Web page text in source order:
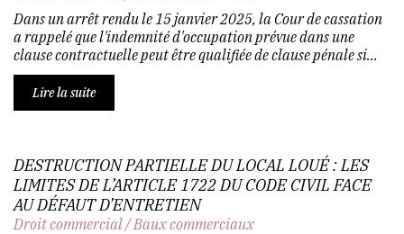
Dans un arrêt rendu le 15 janvier 2025, la Cour de cassation
a rappelé que l'indemnité d'occupation prévue dans une
clause contractuelle peut être qualifiée de clause pénale si...
Lire la suite
DESTRUCTION PARTIELLE DU LOCAL LOUÉ : LES
LIMITES DE L’ARTICLE 1722 DU CODE CIVIL FACE
AU DÉFAUT D’ENTRETIEN
Droit commercial/Baux commerciaux